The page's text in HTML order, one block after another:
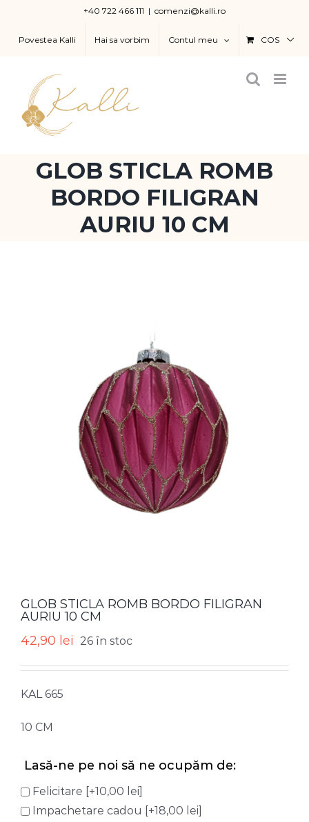
content
+40 722 466 111 | comenzi@kalli.ro
Povestea Kalli Hai sa vorbim Contul meu COS
GLOB STICLA ROMB
BORDO FILIGRAN
AURIU 10 CM
GLOB STICLA ROMB BORDO FILIGRAN
AURIU 10 CM
42,90 lei 26 în stoc
KAL 665
10 CM
Lasă-ne pe noi să ne ocupăm de:
Felicitare [+10,00 lei]
Impachetare cadou [+18,00 lei]